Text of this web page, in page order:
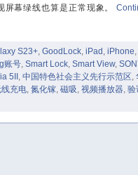
屏幕绿线也算是正常现象。
S23+,GoodLock,iPad ,iPhone,
账号,Smart Lock,Smart View,
5II ,中国特色社会主义先行示范区,
线充电,氮化镓,磁吸,视频播放器,验